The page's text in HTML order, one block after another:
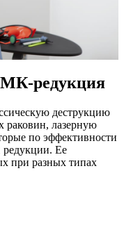
МК-редукция
деструкцию
лазерную
по эффективности
редукции. Ее
при разных типах